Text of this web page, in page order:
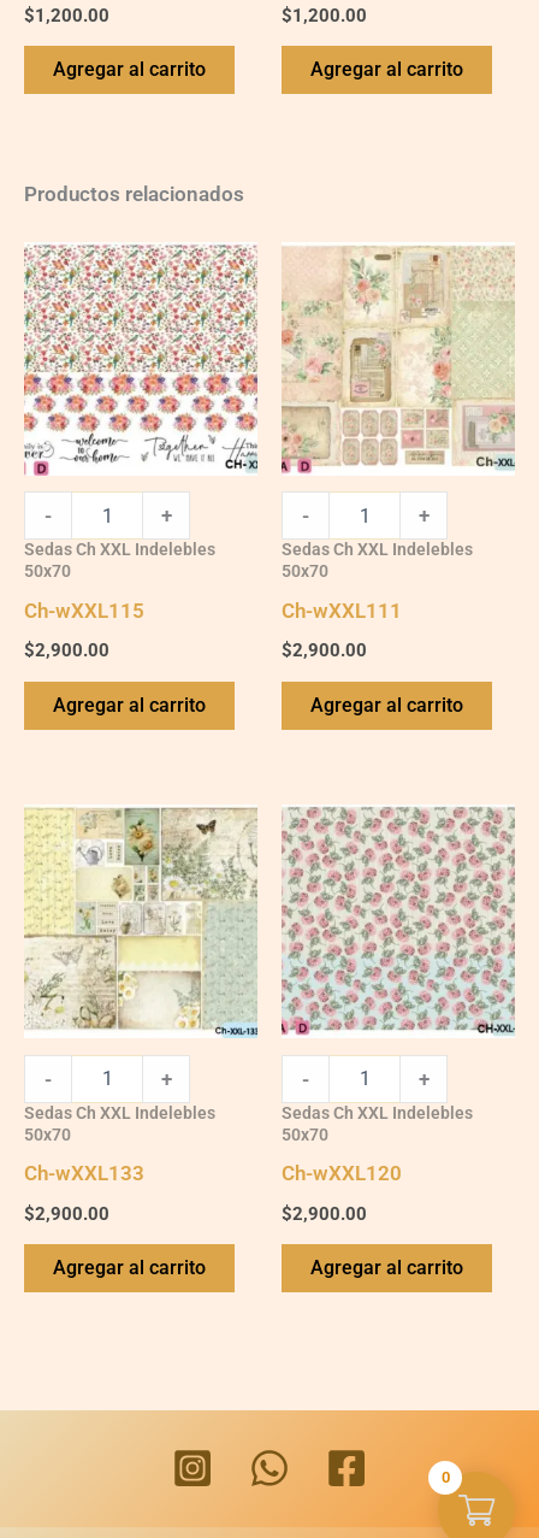
$1,200.00
Agregar al carrito
$1,200.00
Agregar al carrito
Productos relacionados
Ch-
wXXL115
quantity
- +
Sedas Ch XXL Indelebles
50x70
Ch-wXXL115
$2,900.00
Agregar al carrito
Ch-
wXXL111
quantity
- +
Sedas Ch XXL Indelebles
50x70
Ch-wXXL111
$2,900.00
Agregar al carrito
Ch-
wXXL133
quantity
- +
Sedas Ch XXL Indelebles
50x70
Ch-wXXL133
$2,900.00
Agregar al carrito
Ch-
wXXL120
quantity
- +
Sedas Ch XXL Indelebles
50x70
Ch-wXXL120
$2,900.00
Agregar al carrito
0